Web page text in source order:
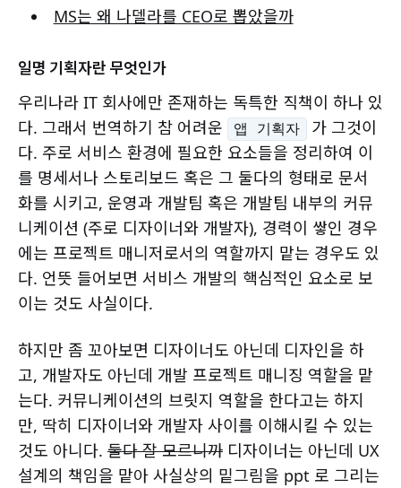
MS는 왜 나델라를 CEO로 뽑았을까
일명 기획자란 무엇인가
우리나라 IT 회사에만 존재하는 독특한 직책이 하나 있
다. 그래서 번역하기 참 어려운
앱 기획자
가 그것이
다. 주로 서비스 환경에 필요한 요소들을 정리하여 이
를 명세서나 스토리보드 혹은 그 둘다의 형태로 문서
화를 시키고, 운영과 개발팀 혹은 개발팀 내부의 커뮤
니케이션 (주로 디자이너와 개발자), 경력이 쌓인 경우
에는 프로젝트 매니저로서의 역할까지 맡는 경우도 있
다. 언뜻 들어보면 서비스 개발의 핵심적인 요소로 보
이는 것도 사실이다.
하지만 좀 꼬아보면 디자이너도 아닌데 디자인을 하
고, 개발자도 아닌데 개발 프로젝트 매니징 역할을 맡
는다. 커뮤니케이션의 브릿지 역할을 한다고는 하지
만, 딱히 디자이너와 개발자 사이를 이해시킬 수 있는
것도 아니다. 둘다 잘 모르니까 디자이너는 아닌데 UX
설계의 책임을 맡아 사실상의 밑그림을 ppt 로 그리는